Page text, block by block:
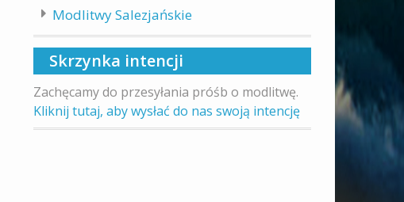
Modlitwy Salezjańskie
Skrzynka intencji
Zachęcamy do przesyłania próśb o modlitwę.
Kliknij tutaj, aby wysłać do nas swoją intencję